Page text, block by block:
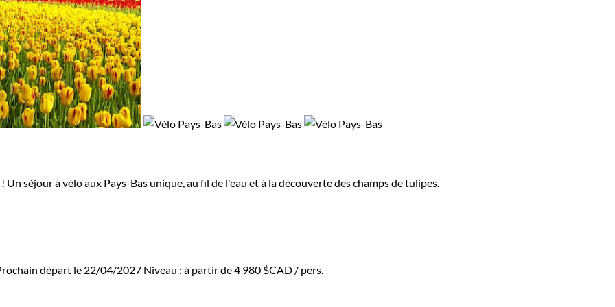
séjour à vélo aux Pays-Bas unique, au fil de l'eau et à la découverte des champs de tulipes.
départ le 22/04/2027 Niveau : à partir de4 980 $CAD / pers.